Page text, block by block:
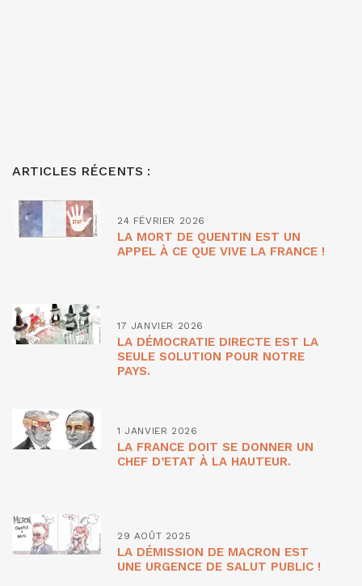
ARTICLES RÉCENTS :
24 FÉVRIER 2026
LA MORT DE QUENTIN EST UN
APPEL À CE QUE VIVE LA FRANCE !
17 JANVIER 2026
LA DÉMOCRATIE DIRECTE EST LA
SEULE SOLUTION POUR NOTRE
PAYS.
1 JANVIER 2026
LA FRANCE DOIT SE DONNER UN
CHEF D’ETAT À LA HAUTEUR.
29 AOÛT 2025
LA DÉMISSION DE MACRON EST
UNE URGENCE DE SALUT PUBLIC !